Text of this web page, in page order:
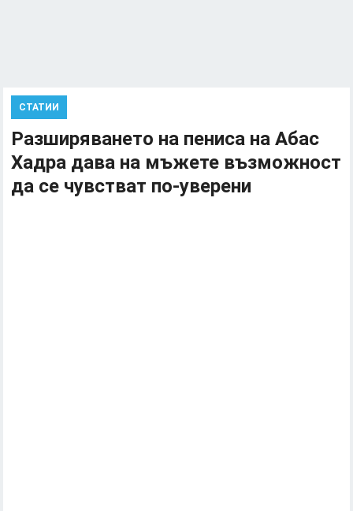
СТАТИИ
Разширяването на пениса на Абас
Хадра дава на мъжете възможност
да се чувстват по-уверени